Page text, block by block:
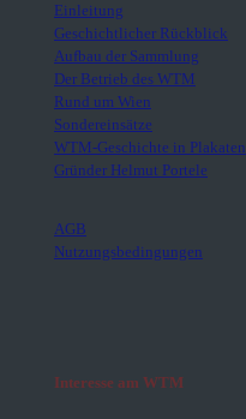
Einleitung
Geschichtlicher Rückblick
Aufbau der Sammlung
Der Betrieb des WTM
Rund um Wien
Sondereinsätze
WTM-Geschichte in Plakaten
Gründer Helmut Portele
AGB
Nutzungsbedingungen
Interesse am WTM